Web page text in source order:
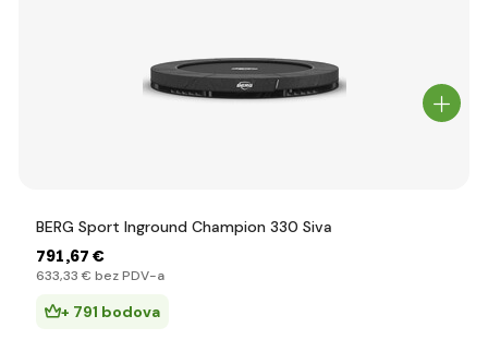
BERG Sport Inground Champion 330 Siva
791,67 €
633,33 € bez PDV-a
+ 791 bodova